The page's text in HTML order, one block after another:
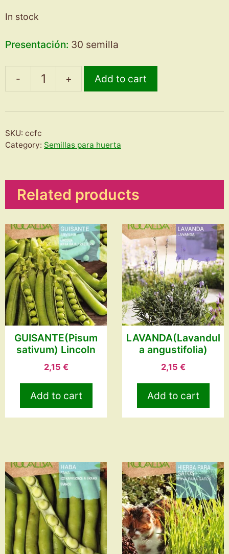
In stock
Presentación: 30 semilla
-
Calabazas
Forma
Cisne
+ Add to cart
SKU: ccfc
Category: Semillas para huerta
Related products
GUISANTE(Pisum
sativum) Lincoln
2,15 €
Add to cart
LAVANDA(Lavandul
a angustifolia)
2,15 €
Add to cart